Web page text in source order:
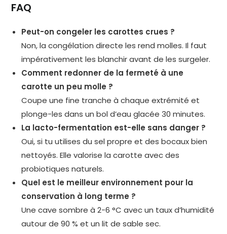
FAQ
Peut-on congeler les carottes crues ?
Non, la congélation directe les rend molles. Il faut
impérativement les blanchir avant de les surgeler.
Comment redonner de la fermeté à une
carotte un peu molle ?
Coupe une fine tranche à chaque extrémité et
plonge-les dans un bol d’eau glacée 30 minutes.
La lacto-fermentation est-elle sans danger ?
Oui, si tu utilises du sel propre et des bocaux bien
nettoyés. Elle valorise la carotte avec des
probiotiques naturels.
Quel est le meilleur environnement pour la
conservation à long terme ?
Une cave sombre à 2-6 °C avec un taux d’humidité
autour de 90 % et un lit de sable sec.